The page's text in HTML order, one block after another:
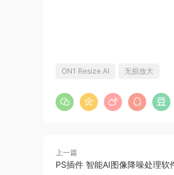
ON1 Resize AI 无损放大
上一篇
PS插件 智能AI图像降噪处理